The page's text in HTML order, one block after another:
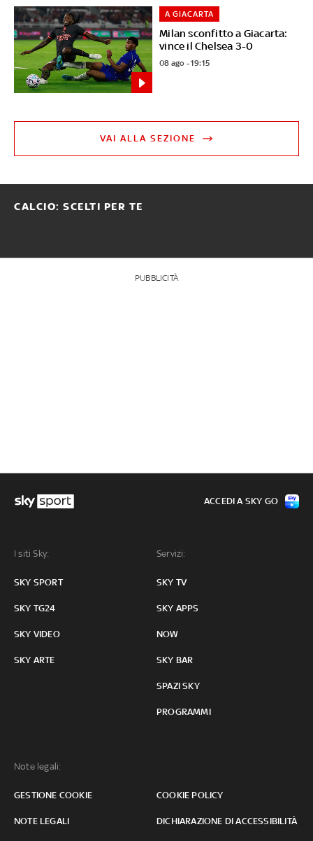
Milan sconfitto a Giacarta:
vince il Chelsea 3-0
A GIACARTA
08 ago - 19:15
VAI ALLA SEZIONE
CALCIO: SCELTI PER TE
PUBBLICITÀ
I siti Sky:
SKY SPORT
SKY TG24
SKY VIDEO
SKY ARTE
Servizi:
SKY TV
SKY APPS
NOW
SKY BAR
SPAZI SKY
PROGRAMMI
Note legali:
GESTIONE COOKIE COOKIE POLICY
NOTE LEGALI DICHIARAZIONE DI ACCESSIBILITÀ
ACCEDI A SKY GO